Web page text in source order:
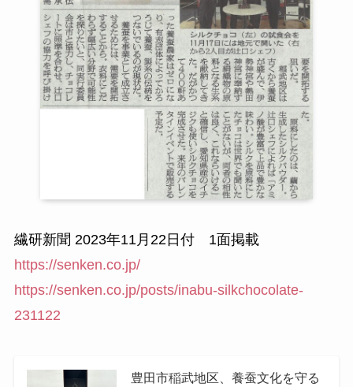
繊研新聞 2023年11月22日付 1面掲載
https://senken.co.jp/
https://senken.co.jp/posts/inabu-silkchocolate-
231122
豊田市稲武地区、養蚕文化を守る